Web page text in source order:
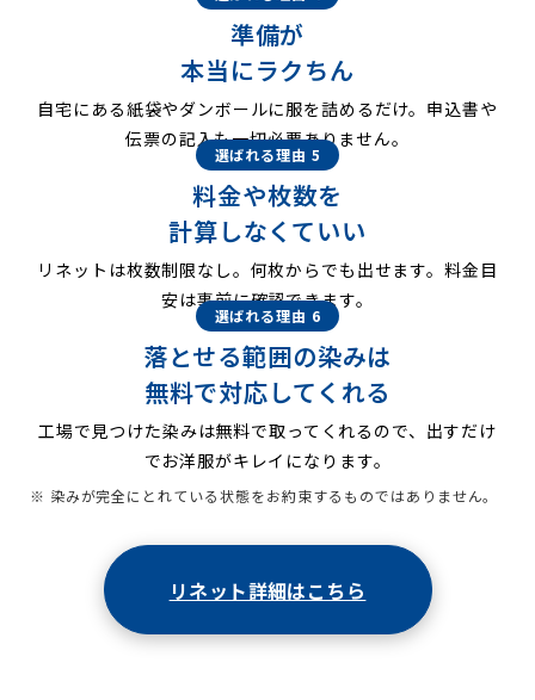
準備が
本当にラクちん
自宅にある紙袋やダンボールに服を詰めるだけ。申込書や
伝票の記入も一切必要ありません。
選ばれる理由 5
料金や枚数を
計算しなくていい
リネットは枚数制限なし。何枚からでも出せます。料金目
安は事前に確認できます。
選ばれる理由 6
落とせる範囲の染みは
無料で対応してくれる
工場で見つけた染みは無料で取ってくれるので、出すだけ
でお洋服がキレイになります。
※ 染みが完全にとれている状態をお約束するものではありません。
リネット詳細はこちら